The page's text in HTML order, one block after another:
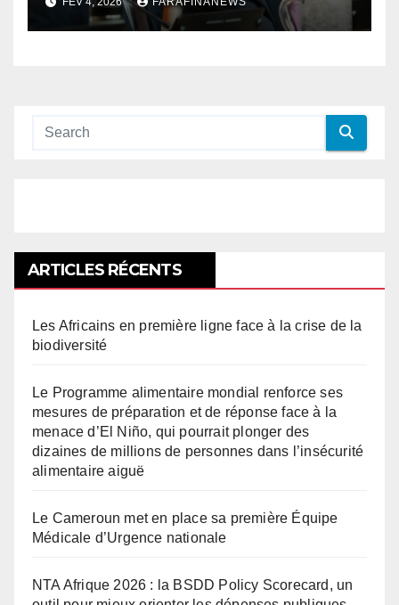
ARTICLES RÉCENTS
Les Africains en première ligne face à la crise de la
biodiversité
Le Programme alimentaire mondial renforce ses
mesures de préparation et de réponse face à la
menace d’El Niño, qui pourrait plonger des
dizaines de millions de personnes dans l’insécurité
alimentaire aiguë
Le Cameroun met en place sa première Équipe
Médicale d’Urgence nationale
NTA Afrique 2026 : la BSDD Policy Scorecard, un